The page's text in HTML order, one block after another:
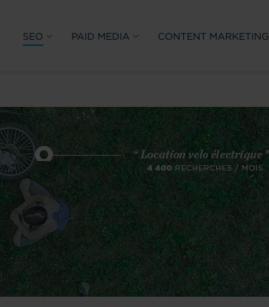
SEO PAID MEDIA CONTENT MARKETING